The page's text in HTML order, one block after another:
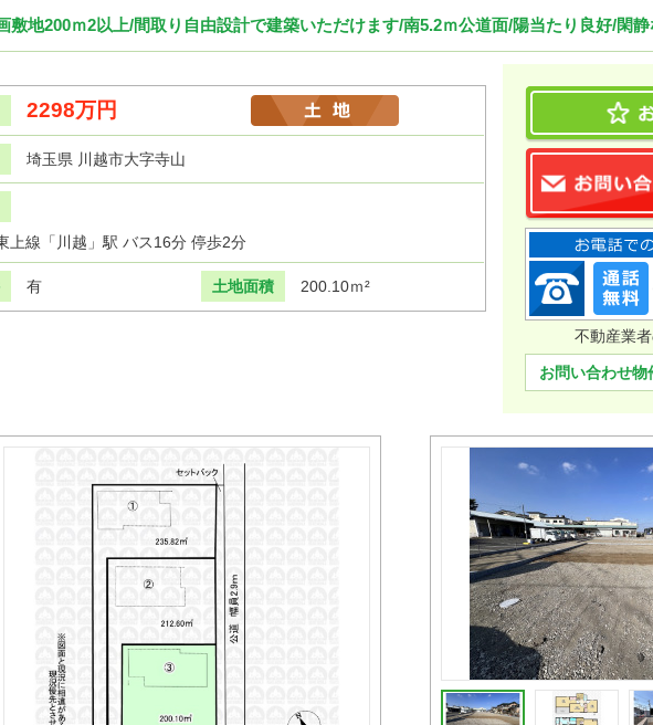
敷地200ｍ2以上/間取り自由設計で建築いただけます/南5.2ｍ公道面/陽当たり良好/閑
2298万円
埼玉県 川越市大字寺山
上線「川越」駅 バス16分 停歩2分
有 土地面積 200.10ｍ²
不動産業
お問い合わせ物